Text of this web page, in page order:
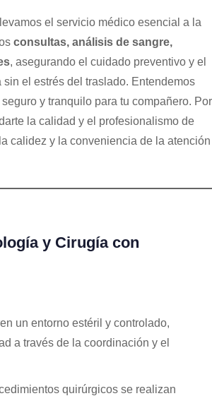
el servicio médico esencial a la
consultas, análisis de sangre,
, asegurando el cuidado preventivo y el
el estrés del traslado. Entendemos
y tranquilo para tu compañero. Por
la calidad y el profesionalismo de
calidez y la conveniencia de la atención
y Cirugía con
un entorno estéril y controlado,
a través de la coordinación y el
quirúrgicos se realizan